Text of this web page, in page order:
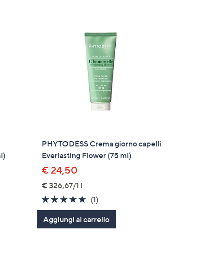
PHYTODESS Crema giorno capelli
Everlasting Flower (75 ml)
€ 24,50
€ 326,67/1 l
5.0
of
5
(1)
Recensioni
Aggiungi al carrello